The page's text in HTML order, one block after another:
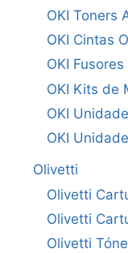
OKI Toners
OKI Cintas
OKI
OKI Kits de
OKI
OKI
Olivetti
Olivetti
Olivetti
Olivetti